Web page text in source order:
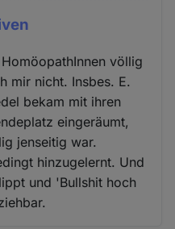
völlig
mir nicht. Insbes. E.
bekam mit ihren
eingeräumt,
jenseitig war.
hinzugelernt. Und
und 'Bullshit hoch